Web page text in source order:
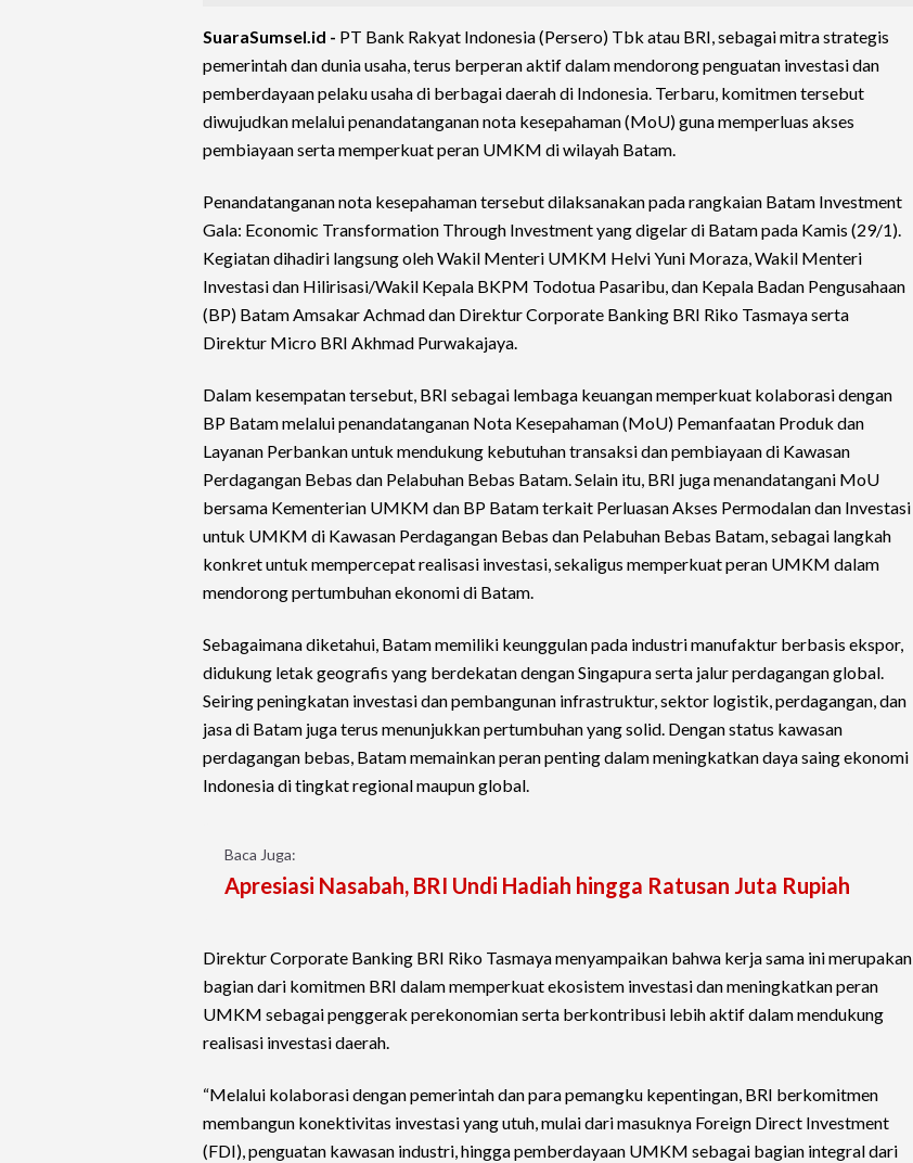
SuaraSumsel.id - PT Bank Rakyat Indonesia (Persero) Tbk atau BRI, sebagai mitra strategis
pemerintah dan dunia usaha, terus berperan aktif dalam mendorong penguatan investasi dan
pemberdayaan pelaku usaha di berbagai daerah di Indonesia. Terbaru, komitmen tersebut
diwujudkan melalui penandatanganan nota kesepahaman (MoU) guna memperluas akses
pembiayaan serta memperkuat peran UMKM di wilayah Batam.
Penandatanganan nota kesepahaman tersebut dilaksanakan pada rangkaian Batam Investment
Gala: Economic Transformation Through Investment yang digelar di Batam pada Kamis (29/1).
Kegiatan dihadiri langsung oleh Wakil Menteri UMKM Helvi Yuni Moraza, Wakil Menteri
Investasi dan Hilirisasi/Wakil Kepala BKPM Todotua Pasaribu, dan Kepala Badan Pengusahaan
(BP) Batam Amsakar Achmad dan Direktur Corporate Banking BRI Riko Tasmaya serta
Direktur Micro BRI Akhmad Purwakajaya.
Dalam kesempatan tersebut, BRI sebagai lembaga keuangan memperkuat kolaborasi dengan
BP Batam melalui penandatanganan Nota Kesepahaman (MoU) Pemanfaatan Produk dan
Layanan Perbankan untuk mendukung kebutuhan transaksi dan pembiayaan di Kawasan
Perdagangan Bebas dan Pelabuhan Bebas Batam. Selain itu, BRI juga menandatangani MoU
bersama Kementerian UMKM dan BP Batam terkait Perluasan Akses Permodalan dan Investasi
untuk UMKM di Kawasan Perdagangan Bebas dan Pelabuhan Bebas Batam, sebagai langkah
konkret untuk mempercepat realisasi investasi, sekaligus memperkuat peran UMKM dalam
mendorong pertumbuhan ekonomi di Batam.
Sebagaimana diketahui, Batam memiliki keunggulan pada industri manufaktur berbasis ekspor,
didukung letak geografis yang berdekatan dengan Singapura serta jalur perdagangan global.
Seiring peningkatan investasi dan pembangunan infrastruktur, sektor logistik, perdagangan, dan
jasa di Batam juga terus menunjukkan pertumbuhan yang solid. Dengan status kawasan
perdagangan bebas, Batam memainkan peran penting dalam meningkatkan daya saing ekonomi
Indonesia di tingkat regional maupun global.
Baca Juga:
Apresiasi Nasabah, BRI Undi Hadiah hingga Ratusan Juta Rupiah
Direktur Corporate Banking BRI Riko Tasmaya menyampaikan bahwa kerja sama ini merupakan
bagian dari komitmen BRI dalam memperkuat ekosistem investasi dan meningkatkan peran
UMKM sebagai penggerak perekonomian serta berkontribusi lebih aktif dalam mendukung
realisasi investasi daerah.
“Melalui kolaborasi dengan pemerintah dan para pemangku kepentingan, BRI berkomitmen
membangun konektivitas investasi yang utuh, mulai dari masuknya Foreign Direct Investment
(FDI), penguatan kawasan industri, hingga pemberdayaan UMKM sebagai bagian integral dari